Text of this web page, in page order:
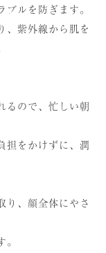
ルを防ぎます。
、紫外線から肌を
るので、忙しい朝
担をかけずに、潤
り、顔全体にやさ